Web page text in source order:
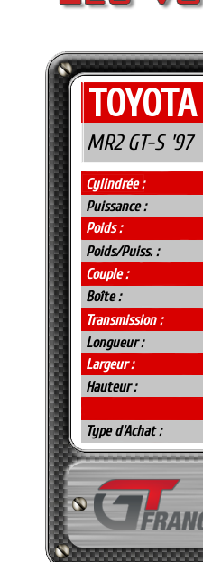
TOYOTA
MR2 GT-S '97
Cylindrée :
Puissance :
Poids :
Poids/Puiss. :
Couple :
Boîte :
Transmission :
Longueur :
Largeur :
Hauteur :
Type d'Achat :